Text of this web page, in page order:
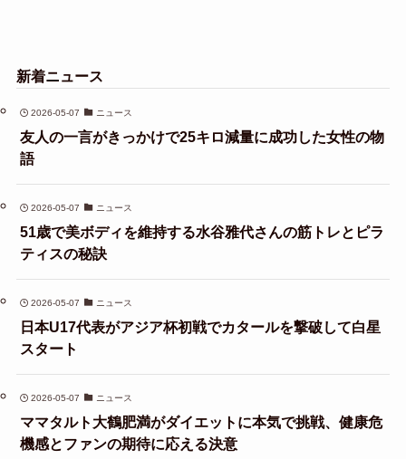
新着ニュース
2026-05-07 ニュース
友人の一言がきっかけで25キロ減量に成功した女性の物
語
2026-05-07 ニュース
51歳で美ボディを維持する水谷雅代さんの筋トレとピラ
ティスの秘訣
2026-05-07 ニュース
日本U17代表がアジア杯初戦でカタールを撃破して白星
スタート
2026-05-07 ニュース
ママタルト大鶴肥満がダイエットに本気で挑戦、健康危
機感とファンの期待に応える決意